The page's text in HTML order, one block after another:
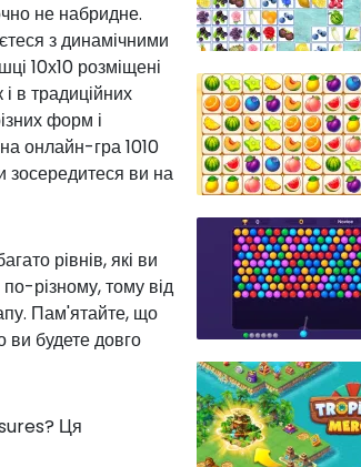
не набридне.
з динамічними
10х10 розміщені
в традиційних
форм і
онлайн-гра 1010
зосередитеся ви на
рівнів, які ви
різному, тому від
Пам'ятайте, що
будете довго
Ця